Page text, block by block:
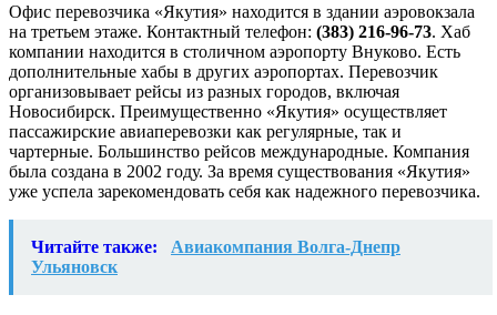
Офис перевозчика «Якутия» находится в здании аэровокзала
на третьем этаже. Контактный телефон: (383) 216-96-73. Хаб
компании находится в столичном аэропорту Внуково. Есть
дополнительные хабы в других аэропортах. Перевозчик
организовывает рейсы из разных городов, включая
Новосибирск. Преимущественно «Якутия» осуществляет
пассажирские авиаперевозки как регулярные, так и
чартерные. Большинство рейсов международные. Компания
была создана в 2002 году. За время существования «Якутия»
уже успела зарекомендовать себя как надежного перевозчика.
Читайте также:
Авиакомпания Волга-Днепр
Ульяновск